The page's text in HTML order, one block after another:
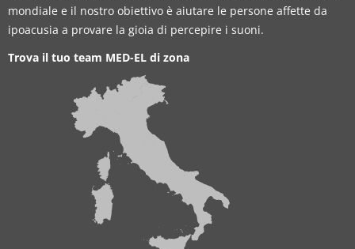
mondiale e il nostro obiettivo è aiutare le persone affette da
ipoacusia a provare la gioia di percepire i suoni.
Trova il tuo team MED-EL di zona